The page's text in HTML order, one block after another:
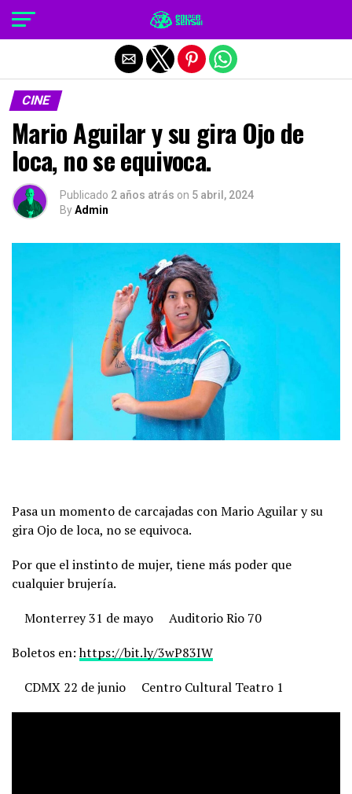
CINE
Mario Aguilar y su gira Ojo de
loca, no se equivoca.
Publicado 2 años atrás on 5 abril, 2024
ByAdmin
Pasa un momento de carcajadas con Mario Aguilar y su
gira Ojo de loca, no se equivoca.
Por que el instinto de mujer, tiene más poder que
cualquier brujería.
Monterrey 31 de mayo
Auditorio Rio 70
Boletos en:https://bit.ly/3wP83IW
CDMX 22 de junio
Centro Cultural Teatro 1
Salir de la versión móvil